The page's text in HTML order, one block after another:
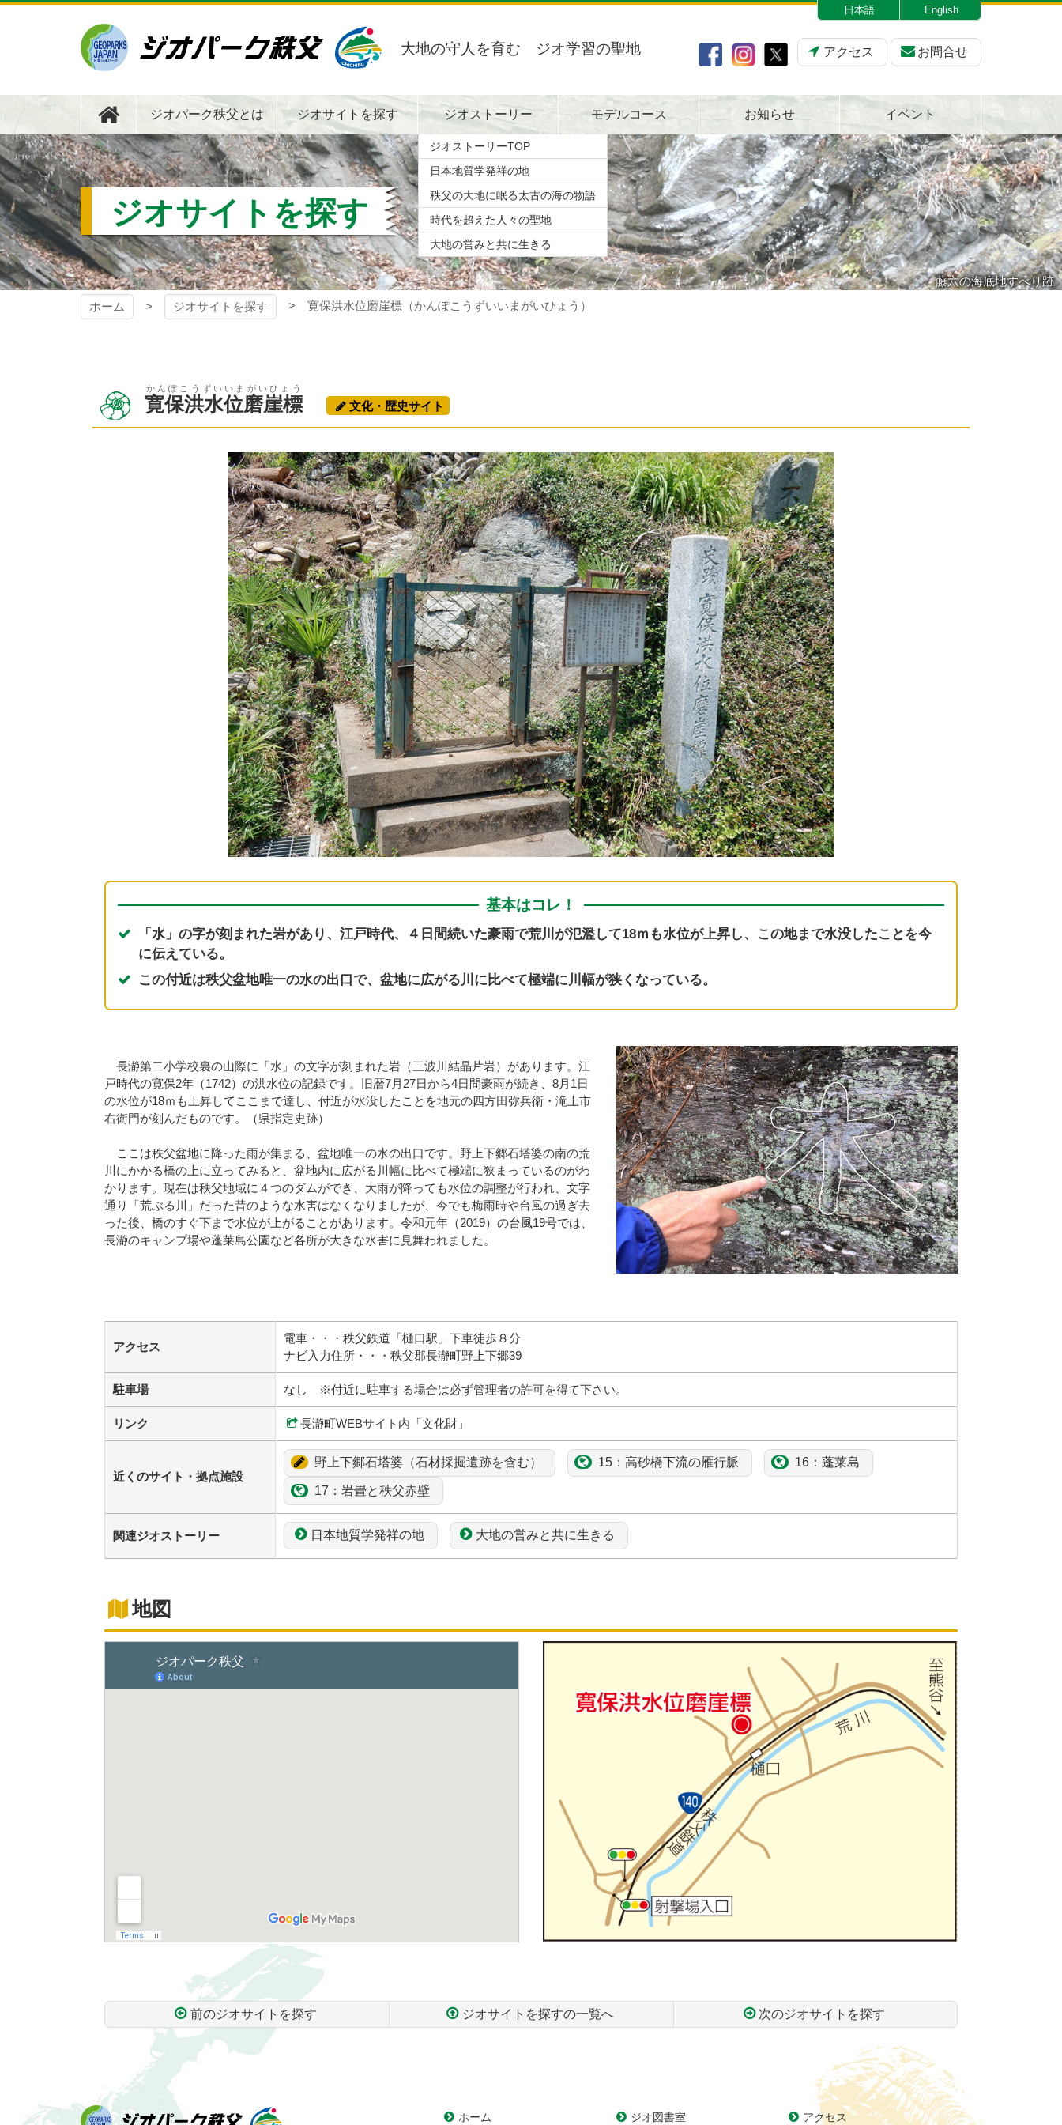
本
へ
ス
キ
ッ
プ
ジオパーク秩父
大地の守人を育む ジオ学習の聖地
日本語 English
アクセス お問合せ
ジオパーク秩父とは ジオサイトを探す ジオストーリー
ジオストーリーTOP
日本地質学発祥の地
秩父の大地に眠る太古の海の物語
時代を超えた人々の聖地
大地の営みと共に生きる
モデルコース お知らせ イベント
ジオサイトを探す
藤六の海底地すべり跡
ホーム
ジオサイトを探す 寛保洪水位磨崖標（かんぽこうずいいまがいひょう）
寛保洪水位磨崖標
かんぽこうずいいまがいひょう
文化・歴史サイト
基本はコレ！
「水」の字が刻まれた岩があり、江戸時代、４日間続いた豪雨で荒川が氾濫して18ｍも水位が上昇し、この地まで水没したことを今
に伝えている。
この付近は秩父盆地唯一の水の出口で、盆地に広がる川に比べて極端に川幅が狭くなっている。
長瀞第二小学校裏の山際に「水」の文字が刻まれた岩（三波川結晶片岩）があります。江
戸時代の寛保2年（1742）の洪水位の記録です。旧暦7月27日から4日間豪雨が続き、8月1日
の水位が18ｍも上昇してここまで達し、付近が水没したことを地元の四方田弥兵衛・滝上市
右衛門が刻んだものです。（県指定史跡）
ここは秩父盆地に降った雨が集まる、盆地唯一の水の出口です。野上下郷石塔婆の南の荒
川にかかる橋の上に立ってみると、盆地内に広がる川幅に比べて極端に狭まっているのがわ
かります。現在は秩父地域に４つのダムができ、大雨が降っても水位の調整が行われ、文字
通り「荒ぶる川」だった昔のような水害はなくなりましたが、今でも梅雨時や台風の過ぎ去
った後、橋のすぐ下まで水位が上がることがあります。令和元年（2019）の台風19号では、
長瀞のキャンプ場や蓬莱島公園など各所が大きな水害に見舞われました。
アクセス
電車・・・秩父鉄道「樋口駅」下車徒歩８分
ナビ入力住所・・・秩父郡長瀞町野上下郷39
駐車場 なし ※付近に駐車する場合は必ず管理者の許可を得て下さい。
リンク 長瀞町WEBサイト内「文化財」
近くのサイト・拠点施設
野上下郷石塔婆（石材採掘遺跡を含む） 15： 高砂橋下流の雁行脈 16： 蓬莱島
17： 岩畳と秩父赤壁
関連ジオストーリー 日本地質学発祥の地 大地の営みと共に生きる
地図
前のジオサイトを探す ジオサイトを探すの一覧へ
次のジオサイトを探す
ツ
本
先
頭
ホーム ジオ図書室 アクセス